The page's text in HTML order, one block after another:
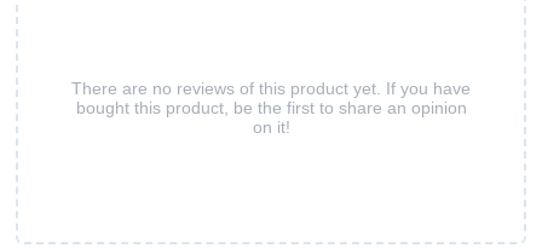
There are no reviews of this product yet. If you have
bought this product, be the first to share an opinion
on it!